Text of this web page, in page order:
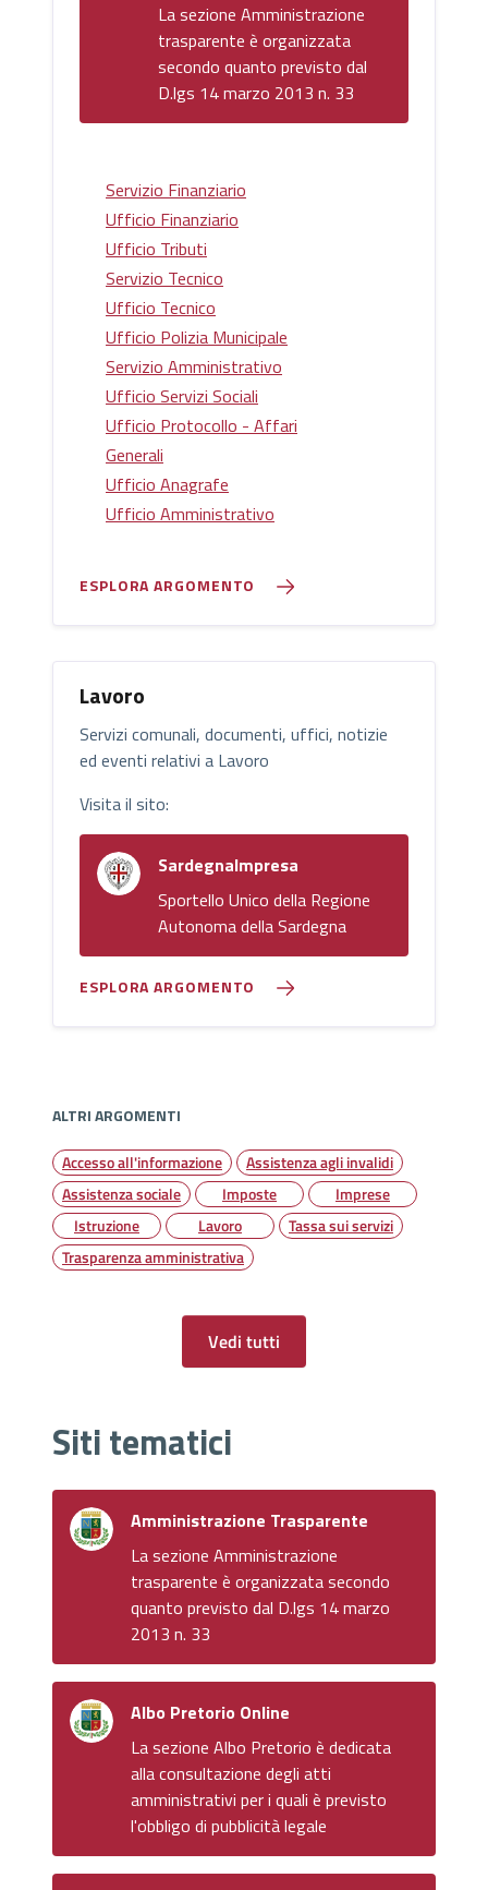
La sezione Amministrazione
trasparente è organizzata
secondo quanto previsto dal
D.lgs 14 marzo 2013 n. 33
Servizio Finanziario
Ufficio Finanziario
Ufficio Tributi
Servizio Tecnico
Ufficio Tecnico
Ufficio Polizia Municipale
Servizio Amministrativo
Ufficio Servizi Sociali
Ufficio Protocollo - Affari
Generali
Ufficio Anagrafe
Ufficio Amministrativo
ESPLORA ARGOMENTO
Lavoro
Servizi comunali, documenti, uffici, notizie
ed eventi relativi a Lavoro
Visita il sito:
SardegnaImpresa
Sportello Unico della Regione
Autonoma della Sardegna
ESPLORA ARGOMENTO
ALTRI ARGOMENTI
Accesso all'informazione
Assistenza agli invalidi
Assistenza sociale
Imposte
Imprese
Istruzione
Lavoro
Tassa sui servizi
Trasparenza amministrativa
Vedi tutti
Siti tematici
Amministrazione Trasparente
La sezione Amministrazione
trasparente è organizzata secondo
quanto previsto dal D.lgs 14 marzo
2013 n. 33
Albo Pretorio Online
La sezione Albo Pretorio è dedicata
alla consultazione degli atti
amministrativi per i quali è previsto
l'obbligo di pubblicità legale